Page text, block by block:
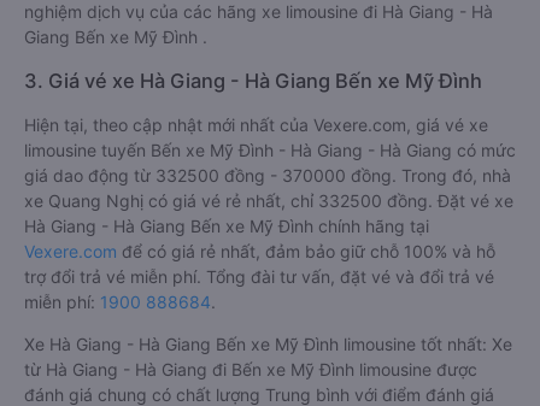
nghiệm dịch vụ của các hãng xe limousine đi Hà Giang - Hà
Giang Bến xe Mỹ Đình .
3. Giá vé xe Hà Giang - Hà Giang Bến xe Mỹ Đình
Hiện tại, theo cập nhật mới nhất của Vexere.com, giá vé xe
limousine tuyến Bến xe Mỹ Đình - Hà Giang - Hà Giang có mức
giá dao động từ 332500 đồng - 370000 đồng. Trong đó, nhà
xe Quang Nghị có giá vé rẻ nhất, chỉ 332500 đồng. Đặt vé xe
Hà Giang - Hà Giang Bến xe Mỹ Đình chính hãng tại
Vexere.com để có giá rẻ nhất, đảm bảo giữ chỗ 100% và hỗ
trợ đổi trả vé miễn phí. Tổng đài tư vấn, đặt vé và đổi trả vé
miễn phí: 1900 888684.
Xe Hà Giang - Hà Giang Bến xe Mỹ Đình limousine tốt nhất: Xe
từ Hà Giang - Hà Giang đi Bến xe Mỹ Đình limousine được
đánh giá chung có chất lượng Trung bình với điểm đánh giá